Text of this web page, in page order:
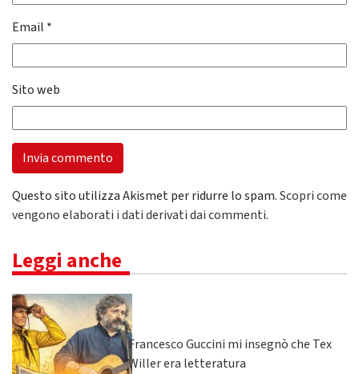
Email *
Sito web
Questo sito utilizza Akismet per ridurre lo spam.Scopri come
vengono elaborati i dati derivati dai commenti.
Leggi anche
Francesco Guccini mi insegnò che Tex
Willer era letteratura